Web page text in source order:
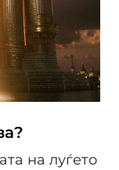
на луѓето